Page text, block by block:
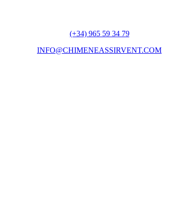
(+34) 965 59 34 79
INFO@CHIMENEASSIRVENT.COM